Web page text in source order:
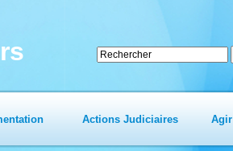
Actions Judiciaires Agir